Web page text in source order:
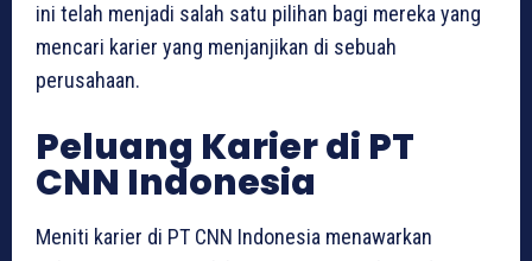
ini telah menjadi salah satu pilihan bagi mereka yang
mencari karier yang menjanjikan di sebuah
perusahaan.
Peluang Karier di PT
CNN Indonesia
Meniti karier di PT CNN Indonesia menawarkan